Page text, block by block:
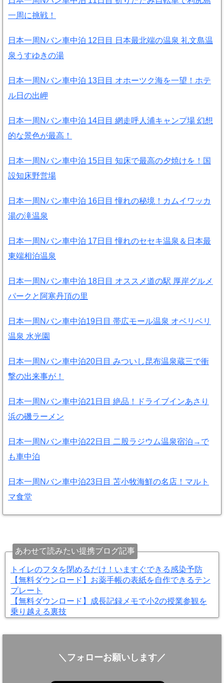
一周に挑戦！
日本一周Nバン車中泊 12日目 日本最北端の温泉 礼文島温
泉うすゆきの湯
日本一周Nバン車中泊 13日目 オホーツク海を一望！ホテ
ル日の出岬
日本一周Nバン車中泊 14日目 網走呼人浦キャンプ場 幻想
的な景色が最高！
日本一周Nバン車中泊 15日目 知床で最高の夕焼けを！国
設知床野営場
日本一周Nバン車中泊 16日目 憧れの秘境！カムイワッカ
湯の滝温泉
日本一周Nバン車中泊 17日目 憧れのセセキ温泉＆日本最
東端相泊温泉
日本一周Nバン車中泊 18日目 オススメ道の駅 厚岸グルメ
パークと阿寒丹頂の里
日本一周Nバン車中泊19日目 帯広モール温泉 オベリベリ
温泉 水光園
日本一周Nバン車中泊20日目 みついし昆布温泉蔵三で衝
撃の出来事が！
日本一周Nバン車中泊21日目 絶品！ドライブインあさり
浜の磯ラーメン
日本一周Nバン車中泊22日目 二股ラジウム温泉宿泊→で
も車中泊
日本一周Nバン車中泊23日目 苫小牧海鮮の名店！マルト
マ食堂
あわせて読みたい提携ブログ記事
トイレのフタを閉めるだけ！いますぐできる感染予防
【無料ダウンロード】お薬手帳の表紙を自作できるテン
プレート
【無料ダウンロード】成長記録メモで小2の授業参観を
乗り越える裏技
＼フォローお願いします／